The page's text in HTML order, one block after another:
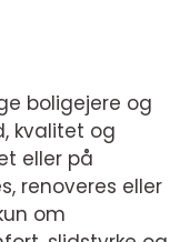
boligejere og
kvalitet og
eller på
renoveres eller
om